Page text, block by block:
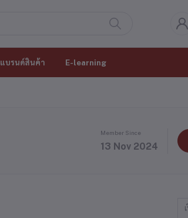
แบรนด์สินค้า E-learning
Member Since
13 Nov 2024